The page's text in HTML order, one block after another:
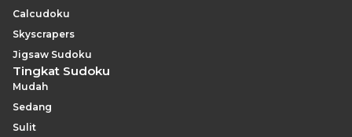
Calcudoku
Skyscrapers
Jigsaw Sudoku
Tingkat Sudoku
Mudah
Sedang
Sulit